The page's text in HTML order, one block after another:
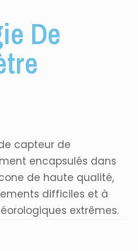
De
capteur de
encapsulés dans
de haute qualité,
difficiles et à
extrêmes.